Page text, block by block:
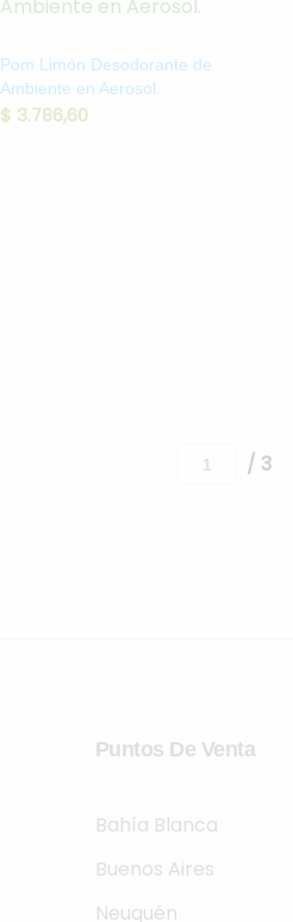
Pom Limón Desodorante de
Ambiente en Aerosol.
$ 3.786,60
/ 3
Puntos De Venta
Bahía Blanca
Buenos Aires
Neuquén